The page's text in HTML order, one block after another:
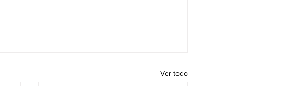
Ver todo